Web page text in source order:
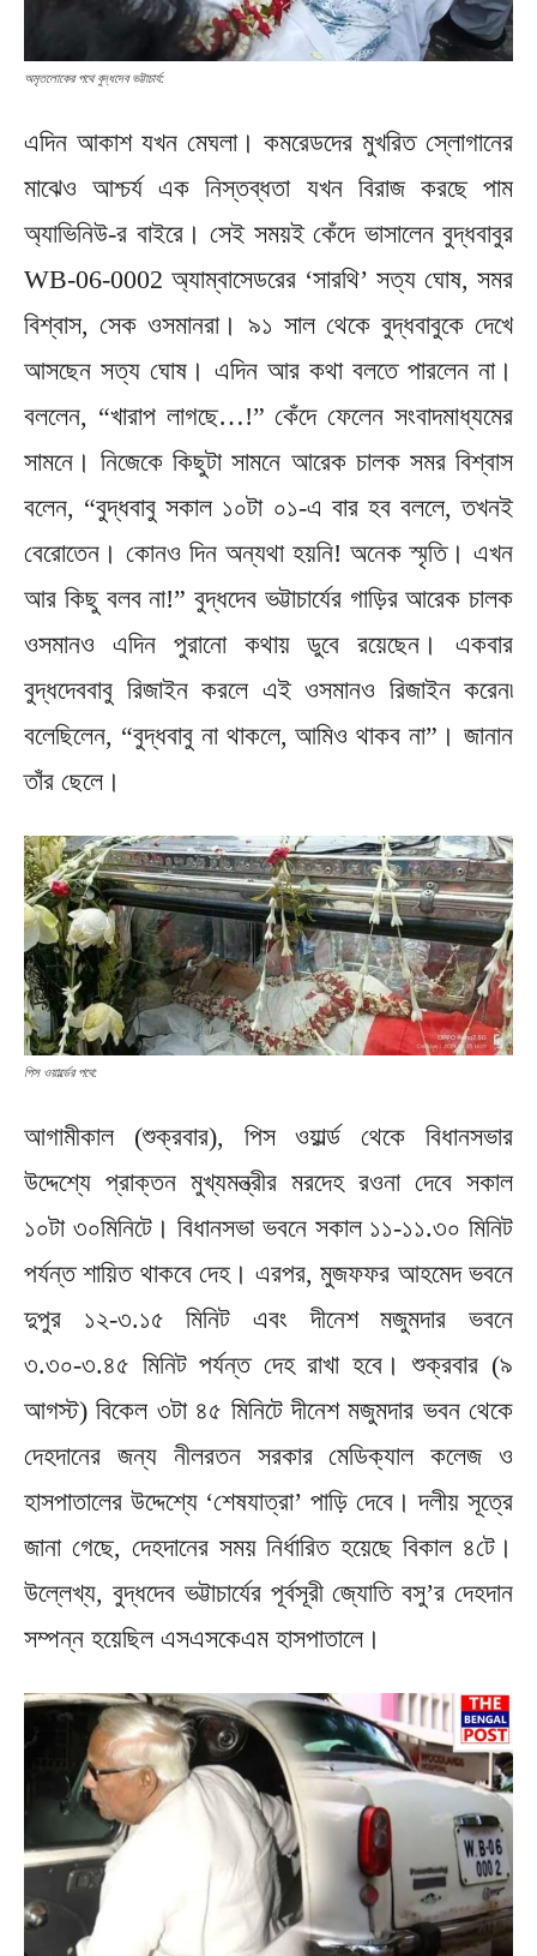
অমৃতলোকের পথে বুদ্ধদেব ভট্টাচার্য:
এদিন আকাশ যখন মেঘলা। কমরেডদের মুখরিত স্লোগানের
মাঝেও আশ্চর্য এক নিস্তব্ধতা যখন বিরাজ করছে পাম
অ্যাভিনিউ-র বাইরে। সেই সময়ই কেঁদে ভাসালেন বুদ্ধবাবুর
WB-06-0002 অ্যাম্বাসেডরের ‘সারথি’ সত্য ঘোষ, সমর
বিশ্বাস, সেক ওসমানরা। ৯১ সাল থেকে বুদ্ধবাবুকে দেখে
আসছেন সত্য ঘোষ। এদিন আর কথা বলতে পারলেন না।
বললেন, “খারাপ লাগছে…!” কেঁদে ফেলেন সংবাদমাধ্যমের
সামনে। নিজেকে কিছুটা সামনে আরেক চালক সমর বিশ্বাস
বলেন, “বুদ্ধবাবু সকাল ১০টা ০১-এ বার হব বললে, তখনই
বেরোতেন। কোনও দিন অন্যথা হয়নি! অনেক স্মৃতি। এখন
আর কিছু বলব না!” বুদ্ধদেব ভট্টাচার্যের গাড়ির আরেক চালক
ওসমানও এদিন পুরানো কথায় ডুবে রয়েছেন। একবার
বুদ্ধদেববাবু রিজাইন করলে এই ওসমানও রিজাইন করেন৷
বলেছিলেন, “বুদ্ধবাবু না থাকলে, আমিও থাকব না”। জানান
তাঁর ছেলে।
পিস ওয়ার্ল্ডের পথে:
আগামীকাল (শুক্রবার), পিস ওয়ার্ল্ড থেকে বিধানসভার
উদ্দেশ্যে প্রাক্তন মুখ্যমন্ত্রীর মরদেহ রওনা দেবে সকাল
১০টা ৩০মিনিটে। বিধানসভা ভবনে সকাল ১১-১১.৩০ মিনিট
পর্যন্ত শায়িত থাকবে দেহ। এরপর, মুজফফর আহমেদ ভবনে
দুপুর ১২-৩.১৫ মিনিট এবং দীনেশ মজুমদার ভবনে
৩.৩০-৩.৪৫ মিনিট পর্যন্ত দেহ রাখা হবে। শুক্রবার (৯
আগস্ট) বিকেল ৩টা ৪৫ মিনিটে দীনেশ মজুমদার ভবন থেকে
দেহদানের জন্য নীলরতন সরকার মেডিক্যাল কলেজ ও
হাসপাতালের উদ্দেশ্যে ‘শেষযাত্রা’ পাড়ি দেবে। দলীয় সূত্রে
জানা গেছে, দেহদানের সময় নির্ধারিত হয়েছে বিকাল ৪টে।
উল্লেখ্য, বুদ্ধদেব ভট্টাচার্যের পূর্বসূরী জ্যোতি বসু’র দেহদান
সম্পন্ন হয়েছিল এসএসকেএম হাসপাতালে।